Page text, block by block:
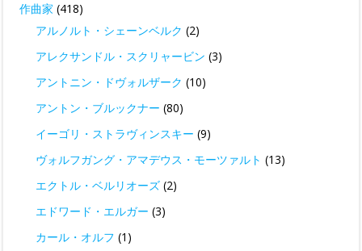
作曲家 (418)
アルノルト・シェーンベルク (2)
アレクサンドル・スクリャービン (3)
アントニン・ドヴォルザーク (10)
アントン・ブルックナー (80)
イーゴリ・ストラヴィンスキー (9)
ヴォルフガング・アマデウス・モーツァルト (13)
エクトル・ベルリオーズ (2)
エドワード・エルガー (3)
カール・オルフ (1)